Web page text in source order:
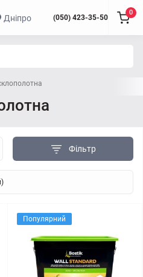
Дніпро (050) 423-35-50
0
Фільтр
Популярний